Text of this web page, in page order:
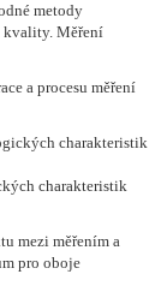
metody
kvality. Měření
a procesu měření
charakteristik
charakteristik
mezi měřením a
pro oboje